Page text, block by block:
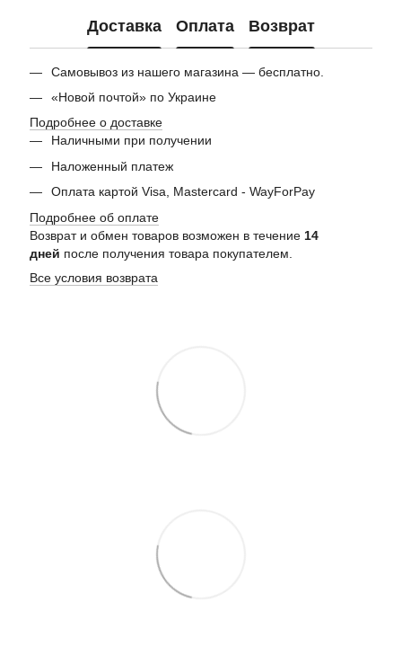
Доставка Оплата Возврат
Самовывоз из нашего магазина — бесплатно.
«Новой почтой» по Украине
Подробнее о доставке
Наличными при получении
Наложенный платеж
Оплата картой Visa, Mastercard - WayForPay
Подробнее об оплате
Возврат и обмен товаров возможен в течение 14
дней после получения товара покупателем.
Все условия возврата